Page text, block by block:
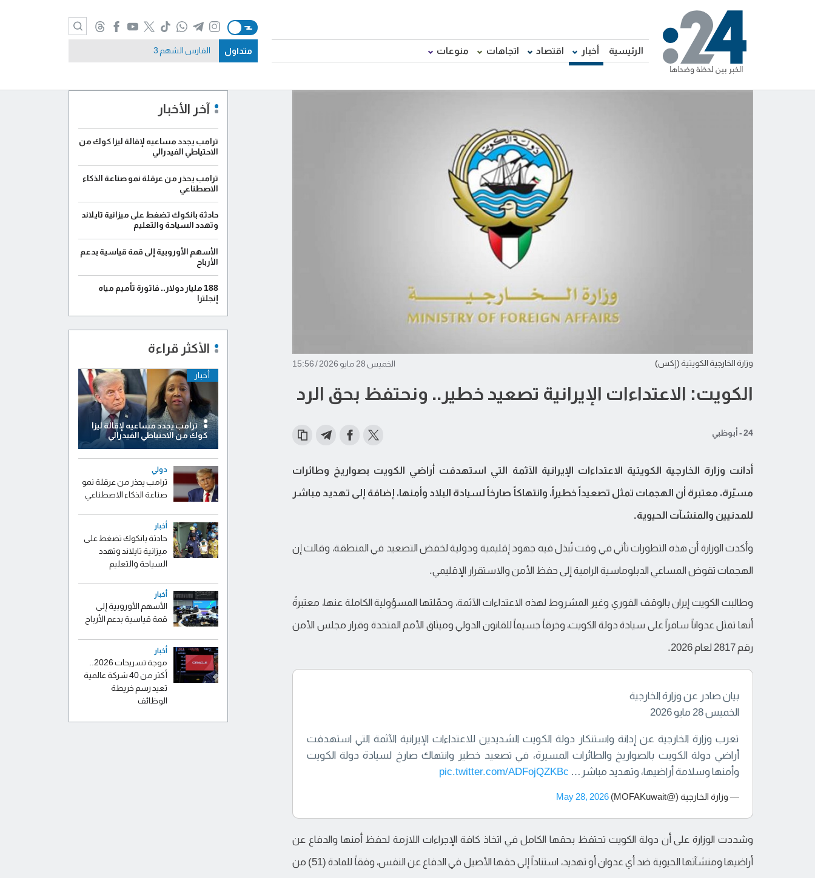
الرئيسية أخبار اقتصاد اتجاهات منوعات متداول الفارس الشهم 3
وزارة الخارجية الكويتية (إكس) الخميس 28 مايو 2026 / 15:56
الكويت: الاعتداءات الإيرانية تصعيد خطير.. ونحتفظ بحق الرد
24 - أبوظبي
أدانت وزارة الخارجية الكويتية الاعتداءات الإيرانية الآثمة التي استهدفت أراضي الكويت بصواريخ وطائرات
مسيّرة، معتبرة أن الهجمات تمثل تصعيداً خطيراً، وانتهاكاً صارخاً لسيادة البلاد وأمنها، إضافة إلى تهديد مباشر
للمدنيين والمنشآت الحيوية.
وأكدت الوزارة أن هذه التطورات تأتي في وقت تُبذل فيه جهود إقليمية ودولية لخفض التصعيد في المنطقة، وقالت إن
الهجمات تقوض المساعي الدبلوماسية الرامية إلى حفظ الأمن والاستقرار الإقليمي.
وطالبت الكويت إيران بالوقف الفوري وغير المشروط لهذه الاعتداءات الآثمة، وحمّلتها المسؤولية الكاملة عنها، معتبرةً
أنها تمثل عدواناً سافراً على سيادة دولة الكويت، وخرقاً جسيماً للقانون الدولي وميثاق الأمم المتحدة وقرار مجلس الأمن
رقم 2817 لعام 2026.
بيان صادر عن وزارة الخارجية
الخميس 28 مايو 2026
تعرب وزارة الخارجية عن إدانة واستنكار دولة الكويت الشديدين للاعتداءات الإيرانية الآثمة التي استهدفت
أراضي دولة الكويت بالصواريخ والطائرات المسيرة، في تصعيد خطير وانتهاك صارخ لسيادة دولة الكويت
وأمنها وسلامة أراضيها، وتهديد مباشر… pic.twitter.com/ADFojQZKBc
— وزارة الخارجية (@MOFAKuwait) May 28, 2026
وشددت الوزارة على أن دولة الكويت تحتفظ بحقها الكامل في اتخاذ كافة الإجراءات اللازمة لحفظ أمنها والدفاع عن
أراضيها ومنشآتها الحيوية ضد أي عدوان أو تهديد، استناداً إلى حقها الأصيل في الدفاع عن النفس، وفقاً للمادة (51) من
آخر الأخبار
ترامب يجدد مساعيه لإقالة ليزا كوك من
الاحتياطي الفيدرالي
ترامب يحذر من عرقلة نمو صناعة الذكاء
الاصطناعي
حادثة بانكوك تضغط على ميزانية تايلاند
وتهدد السياحة والتعليم
الأسهم الأوروبية إلى قمة قياسية بدعم
الأرباح
188 مليار دولار.. فاتورة تأميم مياه
إنجلترا
الأكثر قراءة
أخبار
ترامب يجدد مساعيه لإقالة ليزا
كوك من الاحتياطي الفيدرالي
دولي
ترامب يحذر من عرقلة نمو
صناعة الذكاء الاصطناعي
أخبار
حادثة بانكوك تضغط على
ميزانية تايلاند وتهدد
السياحة والتعليم
أخبار
الأسهم الأوروبية إلى
قمة قياسية بدعم الأرباح
أخبار
موجة تسريحات 2026..
أكثر من 40 شركة عالمية
تعيد رسم خريطة
الوظائف